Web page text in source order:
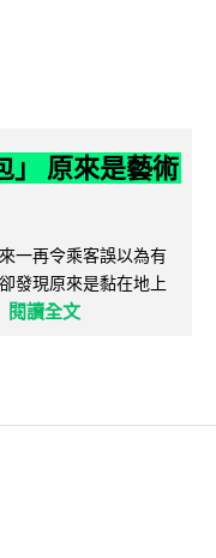
」 原來是藝術
一再令乘客誤以為有
發現原來是黏在地上
閱讀全文